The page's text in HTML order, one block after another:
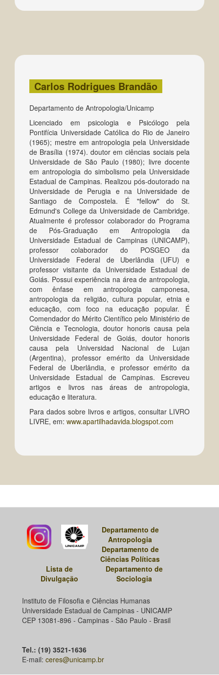
Carlos Rodrigues Brandão
Departamento de Antropologia/Unicamp
Licenciado em psicologia e Psicólogo pela
Pontifícia Universidade Católica do Rio de Janeiro
(1965); mestre em antropologia pela Universidade
de Brasília (1974). doutor em ciências sociais pela
Universidade de São Paulo (1980); livre docente
em antropologia do simbolismo pela Universidade
Estadual de Campinas. Realizou pós-doutorado na
Universidade de Perugia e na Universidade de
Santiago de Compostela. É "fellow" do St.
Edmund's College da Universidade de Cambridge.
Atualmente é professor colaborador do Programa
de Pós-Graduação em Antropologia da
Universidade Estadual de Campinas (UNICAMP),
professor colaborador do POSGEO da
Universidade Federal de Uberlândia (UFU) e
professor visitante da Universidade Estadual de
Goiás. Possui experiência na área de antropologia,
com ênfase em antropologia camponesa,
antropologia da religião, cultura popular, etnia e
educação, com foco na educação popular. É
Comendador do Mérito Científico pelo Ministério de
Ciência e Tecnologia, doutor honoris causa pela
Universidade Federal de Goiás, doutor honoris
causa pela Universidad Nacional de Lujan
(Argentina), professor emérito da Universidade
Federal de Uberlândia, e professor emérito da
Universidade Estadual de Campinas. Escreveu
artigos e livros nas áreas de antropologia,
educação e literatura.
Para dados sobre livros e artigos, consultar LIVRO
LIVRE, em: www.apartilhadavida.blogspot.com
Departamento de
Antropologia
Departamento de
Ciências Políticas
Lista de
Divulgação
Departamento de
Sociologia
Instituto de Filosofia e Ciências Humanas
Universidade Estadual de Campinas - UNICAMP
CEP 13081-896 - Campinas - São Paulo - Brasil
Tel.: (19) 3521-1636
E-mail: ceres@unicamp.br